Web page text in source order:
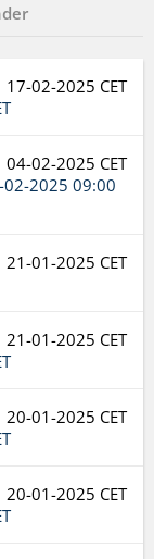
17-02-2025 CET
04-02-2025 CET
02-2025 09:00
21-01-2025 CET
21-01-2025 CET
20-01-2025 CET
20-01-2025 CET